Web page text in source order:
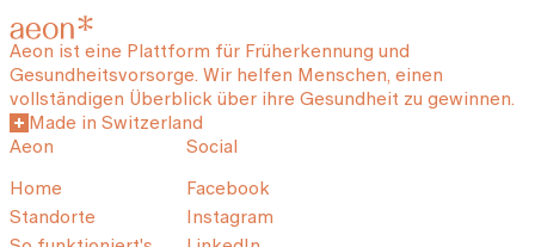
Aeon ist eine Plattform für Früherkennung und
Gesundheitsvorsorge. Wir helfen Menschen, einen
vollständigen Überblick über ihre Gesundheit zu gewinnen.
Made in Switzerland
Aeon
Home
Standorte
Social
Facebook
Instagram